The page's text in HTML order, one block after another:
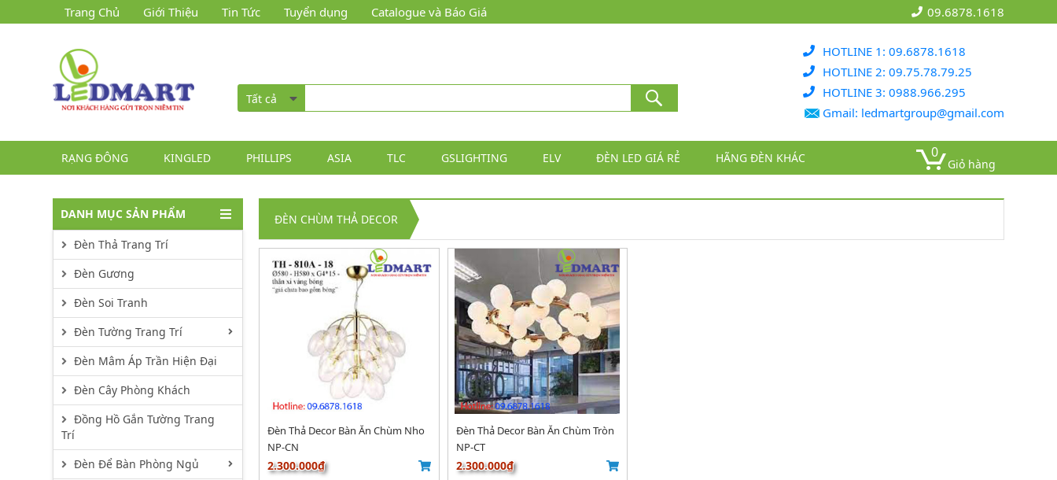
Trang Chủ Giới Thiệu Tin Tức Tuyển dụng Catalogue và Báo Giá 09.6878.1618
Tất cả
HOTLINE 1: 09.6878.1618
HOTLINE 2: 09.75.78.79.25
HOTLINE 3: 0988.966.295
Gmail: ledmartgroup@gmail.com
RẠNG ĐÔNG KINGLED PHILLIPS ASIA TLC GSLIGHTING ELV ĐÈN LED GIÁ RẺ HÃNG ĐÈN KHÁC 0
Giỏ hàng
DANH MỤC SẢN PHẨM
Đèn Thả Trang Trí
Đèn Gương
Đèn Soi Tranh
Đèn Tường Trang Trí
Đèn Mâm Áp Trần Hiện Đại
Đèn Cây Phòng Khách
Đồng Hồ Gắn Tường Trang
Trí
Đèn Để Bàn Phòng Ngủ
ĐÈN CHÙM THẢ DECOR
Đèn Thả Decor Bàn Ăn Chùm Nho
NP-CN
2.300.000₫
Đèn Thả Decor Bàn Ăn Chùm Tròn
NP-CT
2.300.000₫